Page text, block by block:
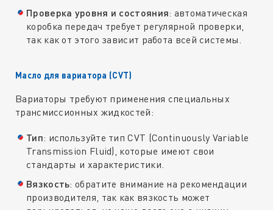
Проверка уровня и состояния: автоматическая
коробка передач требует регулярной проверки,
так как от этого зависит работа всей системы.
Масло для вариатора (CVT)
Вариаторы требуют применения специальных
трансмиссионных жидкостей:
Тип: используйте тип CVT (Continuously Variable
Transmission Fluid), которые имеют свои
стандарты и характеристики.
Вязкость: обратите внимание на рекомендации
производителя, так как вязкость может